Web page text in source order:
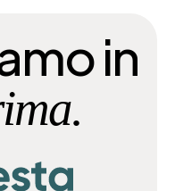
in